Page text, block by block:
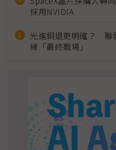
採用NVIDIA
光進銅退更明確？ 聯
線「最終戰場」